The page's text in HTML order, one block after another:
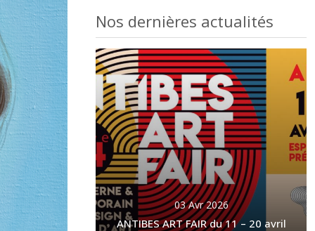
Nos dernières actualités
03 Avr 2026
ANTIBES ART FAIR du 11 – 20 avril